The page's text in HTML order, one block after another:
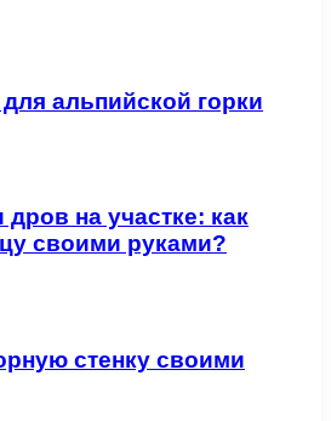
альпийской горки
на участке: как
своими руками?
стенку своими